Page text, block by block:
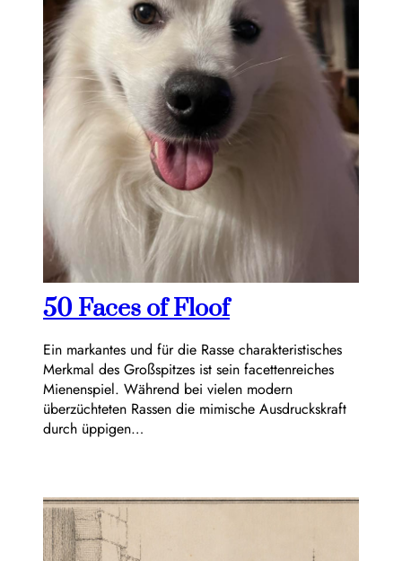
50 Faces of Floof
Ein markantes und für die Rasse charakteristisches
Merkmal des Großspitzes ist sein facettenreiches
Mienenspiel. Während bei vielen modern
überzüchteten Rassen die mimische Ausdruckskraft
durch üppigen…